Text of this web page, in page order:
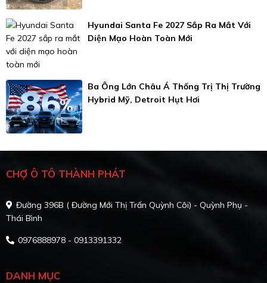
Hyundai Santa Fe 2027 Sắp Ra Mắt Với
Diện Mạo Hoàn Toàn Mới
Ba Ông Lớn Châu Á Thống Trị Thị Trường
Hybrid Mỹ, Detroit Hụt Hơi
CHỢ Ô TÔ THÀNH PHÁT
Đường 396B ( Đường Mới Thị Trấn Quỳnh Côi) - Quỳnh Phụ -
Thái Bình
0976888978 - 0913391332
DANH MỤC